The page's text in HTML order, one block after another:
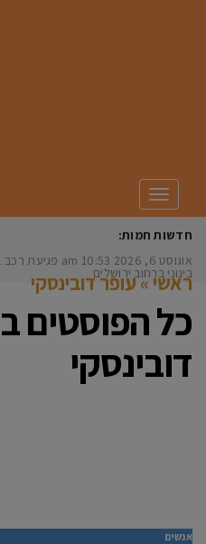
תפריט
חדשות חמות:
אוגוסט 6, 2026
10:53 am
בינוני ברחוב ירושלים
ראשי»עופר דובינסקי
כל הפוסטים ב
דובינסקי
אנשים